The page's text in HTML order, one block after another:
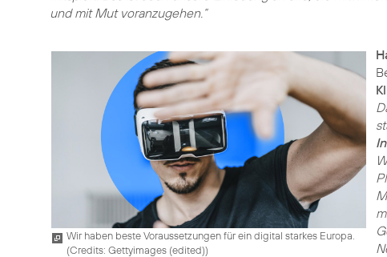
und mit Mut voranzugehen.“
Wir haben beste Voraussetzungen für ein digital starkes Europa.
(Credits: Gettyimages (edited))